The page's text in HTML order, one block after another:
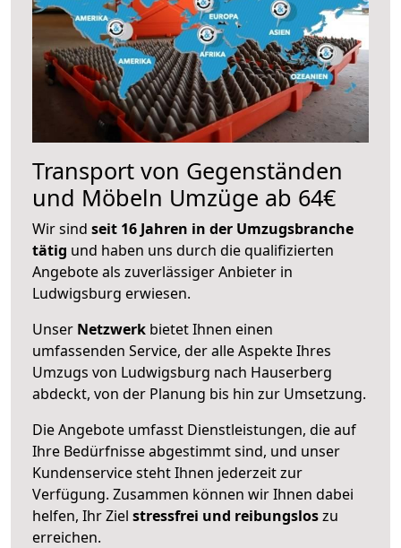
Transport von Gegenständen
und Möbeln Umzüge ab 64€
Wir sind seit 16 Jahren in der Umzugsbranche
tätig und haben uns durch die qualifizierten
Angebote als zuverlässiger Anbieter in
Ludwigsburg erwiesen.
Unser Netzwerk bietet Ihnen einen
umfassenden Service, der alle Aspekte Ihres
Umzugs von Ludwigsburg nach Hauserberg
abdeckt, von der Planung bis hin zur Umsetzung.
Die Angebote umfasst Dienstleistungen, die auf
Ihre Bedürfnisse abgestimmt sind, und unser
Kundenservice steht Ihnen jederzeit zur
Verfügung. Zusammen können wir Ihnen dabei
helfen, Ihr Ziel stressfrei und reibungsloszu
erreichen.